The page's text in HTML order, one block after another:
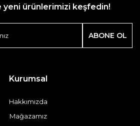
yeni ürünlerimizi keşfedin!
ABONE OL
Kurumsal
Hakkımızda
Mağazamız